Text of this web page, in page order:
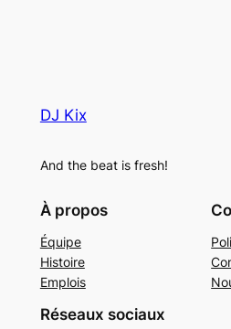
DJ Kix
And the beat is fresh!
À propos
Équipe
Histoire
Emplois
Réseaux sociaux